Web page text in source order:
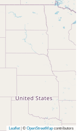
Leaflet © OpenStreetMap contributors